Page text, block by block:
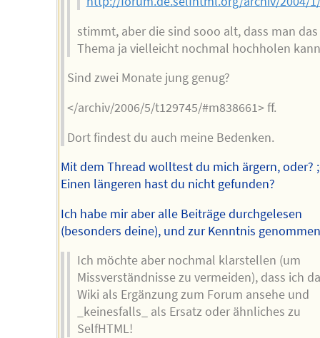
stimmt, aber die sind sooo alt, dass man das
Thema ja vielleicht nochmal hochholen
Sind zwei Monate jung genug?
</archiv/2006/5/t129745/#m838661> ff.
Dort findest du auch meine Bedenken.
Mit dem Thread wolltest du mich ärgern, oder?
Einen längeren hast du nicht gefunden?
Ich habe mir aber alle Beiträge durchgelesen
(besonders deine), und zur Kenntnis
Ich möchte aber nochmal klarstellen (um
Missverständnisse zu vermeiden), dass ich
Wiki als Ergänzung zum Forum ansehe und
_keinesfalls_ als Ersatz oder ähnliches zu
SelfHTML!